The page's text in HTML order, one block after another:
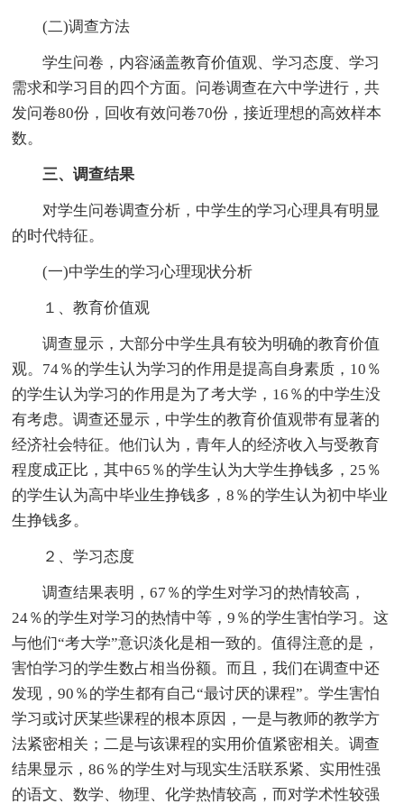
(二)调查方法
学生问卷，内容涵盖教育价值观、学习态度、学习
需求和学习目的四个方面。问卷调查在六中学进行，共
发问卷80份，回收有效问卷70份，接近理想的高效样本
数。
三、调查结果
对学生问卷调查分析，中学生的学习心理具有明显
的时代特征。
(一)中学生的学习心理现状分析
１、教育价值观
调查显示，大部分中学生具有较为明确的教育价值
观。74％的学生认为学习的作用是提高自身素质，10％
的学生认为学习的作用是为了考大学，16％的中学生没
有考虑。调查还显示，中学生的教育价值观带有显著的
经济社会特征。他们认为，青年人的经济收入与受教育
程度成正比，其中65％的学生认为大学生挣钱多，25％
的学生认为高中毕业生挣钱多，8％的学生认为初中毕业
生挣钱多。
２、学习态度
调查结果表明，67％的学生对学习的热情较高，
24％的学生对学习的热情中等，9％的学生害怕学习。这
与他们“考大学”意识淡化是相一致的。值得注意的是，
害怕学习的学生数占相当份额。而且，我们在调查中还
发现，90％的学生都有自己“最讨厌的课程”。学生害怕
学习或讨厌某些课程的根本原因，一是与教师的教学方
法紧密相关；二是与该课程的实用价值紧密相关。调查
结果显示，86％的学生对与现实生活联系紧、实用性强
的语文、数学、物理、化学热情较高，而对学术性较强